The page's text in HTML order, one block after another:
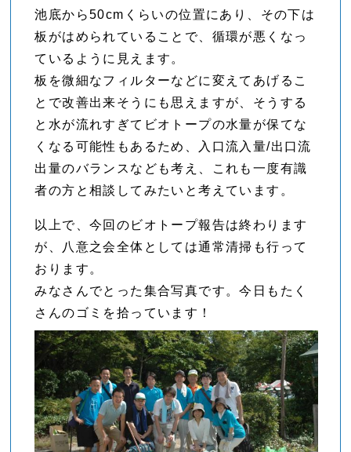
池底から50cmくらいの位置にあり、その下は
板がはめられていることで、循環が悪くなっ
ているように見えます。
板を微細なフィルターなどに変えてあげるこ
とで改善出来そうにも思えますが、そうする
と水が流れすぎてビオトープの水量が保てな
くなる可能性もあるため、入口流入量/出口流
出量のバランスなども考え、これも一度有識
者の方と相談してみたいと考えています。
以上で、今回のビオトープ報告は終わります
が、八意之会全体としては通常清掃も行って
おります。
みなさんでとった集合写真です。今日もたく
さんのゴミを拾っています！